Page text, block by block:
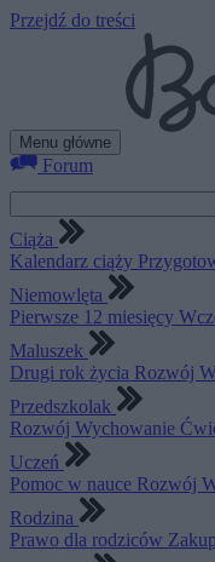
Przejdź do treści
Menu główne
Forum
Ciąża
Kalendarz ciąży
Niemowlęta
Pierwsze 12 miesięcy
Maluszek
Drugi rok życia Rozwój
Przedszkolak
Rozwój Wychowanie
Uczeń
Pomoc w nauce Rozwój
Rodzina
Prawo dla rodziców